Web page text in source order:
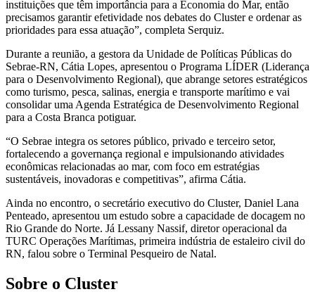
instituições que têm importância para a Economia do Mar, então
precisamos garantir efetividade nos debates do Cluster e ordenar as
prioridades para essa atuação”, completa Serquiz.
Durante a reunião, a gestora da Unidade de Políticas Públicas do
Sebrae-RN, Cátia Lopes, apresentou o Programa LÍDER (Liderança
para o Desenvolvimento Regional), que abrange setores estratégicos
como turismo, pesca, salinas, energia e transporte marítimo e vai
consolidar uma Agenda Estratégica de Desenvolvimento Regional
para a Costa Branca potiguar.
“O Sebrae integra os setores público, privado e terceiro setor,
fortalecendo a governança regional e impulsionando atividades
econômicas relacionadas ao mar, com foco em estratégias
sustentáveis, inovadoras e competitivas”, afirma Cátia.
Ainda no encontro, o secretário executivo do Cluster, Daniel Lana
Penteado, apresentou um estudo sobre a capacidade de docagem no
Rio Grande do Norte. Já Lessany Nassif, diretor operacional da
TURC Operações Marítimas, primeira indústria de estaleiro civil do
RN, falou sobre o Terminal Pesqueiro de Natal.
Sobre o Cluster